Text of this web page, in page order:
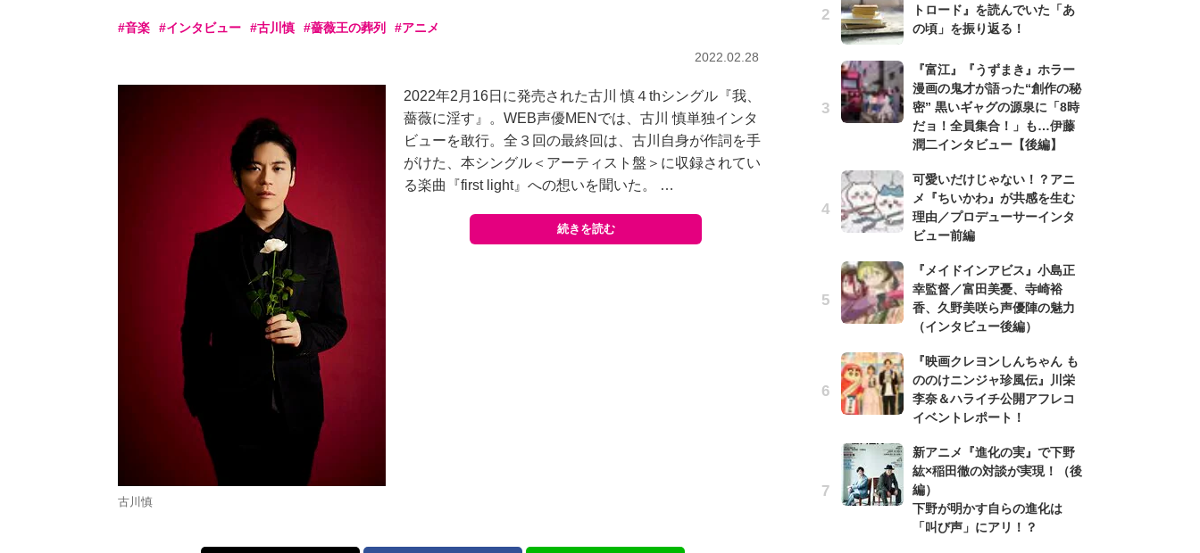
#音楽 #インタビュー #古川慎 #薔薇王の葬列 #アニメ
2022.02.28
古川慎
2022年2月16日に発売された古川 慎４thシングル『我、
薔薇に淫す』。WEB声優MENでは、古川 慎単独インタ
ビューを敢行。全３回の最終回は、古川自身が作詞を手
がけた、本シングル＜アーティスト盤＞に収録されてい
る楽曲『first light』への想いを聞いた。 …
続きを読む
トロード』を読んでいた「あ
の頃」を振り返る！
『富江』『うずまき』ホラー
漫画の鬼才が語った“創作の秘
密” 黒いギャグの源泉に「8時
だョ！全員集合！」も…伊藤
潤二インタビュー【後編】
可愛いだけじゃない！？アニ
メ『ちいかわ』が共感を生む
理由／プロデューサーインタ
ビュー前編
『メイドインアビス』小島正
幸監督／富田美憂、寺崎裕
香、久野美咲ら声優陣の魅力
（インタビュー後編）
『映画クレヨンしんちゃん も
ののけニンジャ珍風伝』川栄
李奈＆ハライチ公開アフレコ
イベントレポート！
新アニメ『進化の実』で下野
紘×稲田徹の対談が実現！（後
編）
下野が明かす自らの進化は
「叫び声」にアリ！？